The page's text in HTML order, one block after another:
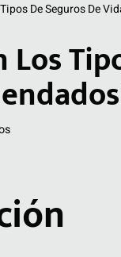
De Seguros De
Los